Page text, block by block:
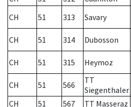
CH
51 313 Savary
CH 51 314 Dubosson
CH 51 315 Heymoz
CH 51 566
TT
Siegenthaler
CH
51 567 TT Masseraz